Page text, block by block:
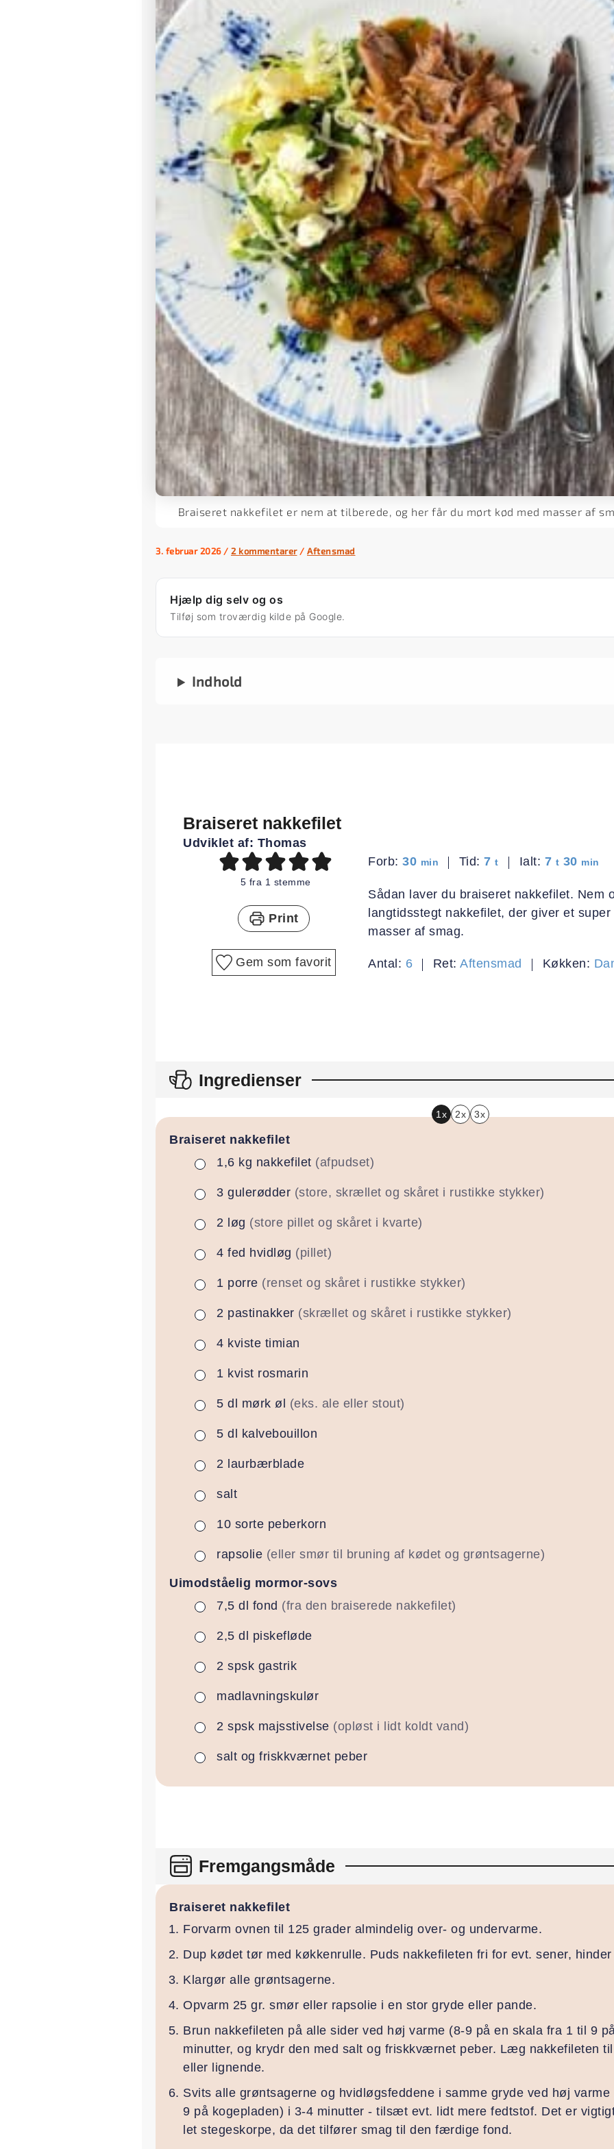
Braiseret nakkefilet er nem at tilberede, og her får du mørt kød med masser af
3. februar 2026/ 2 kommentarer / Aftensmad
Hjælp dig selv og os
Tilføj som troværdig kilde på Google.
Indhold
Braiseret nakkefilet
Udviklet af: Thomas
5 fra 1 stemme
Print
Gem som favorit
Forb:30minutter
min Tid:7timer
t Ialt: 7timer
t 30 min
Sådan laver du braiseret nakkefilet. Nem
langtidsstegt nakkefilet, der giver et
masser af smag.
Antal: 6 Ret:Aftensmad Køkken:
Ingredienser
1x 2x 3x
Braiseret nakkefilet
▢1,6 kg nakkefilet (afpudset)
▢
3 gulerødder (store, skrællet og skåret i rustikke stykker)
▢
2 løg (store pillet og skåret i kvarte)
▢
4 fed hvidløg (pillet)
▢1 porre (renset og skåret i rustikke stykker)
▢
2 pastinakker (skrællet og skåret i rustikke stykker)
▢
4 kviste timian
▢1 kvist rosmarin
▢
5 dl mørk øl (eks. ale eller stout)
▢
5 dl kalvebouillon
▢
2 laurbærblade
▢
salt
▢10 sorte peberkorn
▢
rapsolie (eller smør til bruning af kødet og grøntsagerne)
Uimodståelig mormor-sovs
▢
7,5 dl fond (fra den braiserede nakkefilet)
▢
2,5 dl piskefløde
▢
2 spsk gastrik
▢
madlavningskulør
▢
2 spsk majsstivelse (opløst i lidt koldt vand)
▢
salt og friskkværnet peber
Fremgangsmåde
Braiseret nakkefilet
Forvarm ovnen til 125 grader almindelig over- og undervarme.
Dup kødet tør med køkkenrulle. Puds nakkefileten fri for evt. sener,
Klargør alle grøntsagerne.
Opvarm 25 gr. smør eller rapsolie i en stor gryde eller pande.
Brun nakkefileten på alle sider ved høj varme (8-9 på en skala fra 1 til 9
minutter, og krydr den med salt og friskkværnet peber. Læg nakkefileten
eller lignende.
Svits alle grøntsagerne og hvidløgsfeddene i samme gryde ved høj
9 på kogepladen) i 3-4 minutter - tilsæt evt. lidt mere fedtstof. Det er
let stegeskorpe, da det tilfører smag til den færdige fond.